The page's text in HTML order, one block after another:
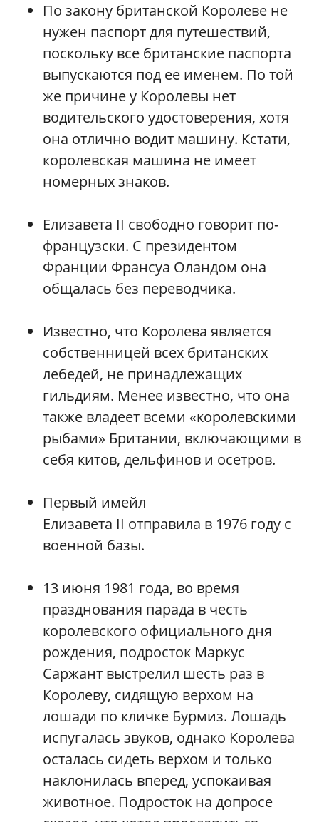
По закону британской Королеве не
нужен паспорт для путешествий,
поскольку все британские паспорта
выпускаются под ее именем. По той
же причине у Королевы нет
водительского удостоверения, хотя
она отлично водит машину. Кстати,
королевская машина не имеет
номерных знаков.
Елизавета II свободно говорит по-
французски. С президентом
Франции Франсуа Оландом она
общалась без переводчика.
Известно, что Королева является
собственницей всех британских
лебедей, не принадлежащих
гильдиям. Менее известно, что она
также владеет всеми «королевскими
рыбами» Британии, включающими в
себя китов, дельфинов и осетров.
Первый имейл
Елизавета II отправила в 1976 году с
военной базы.
13 июня 1981 года, во время
празднования парада в честь
королевского официального дня
рождения, подросток Маркус
Саржант выстрелил шесть раз в
Королеву, сидящую верхом на
лошади по кличке Бурмиз. Лошадь
испугалась звуков, однако Королева
осталась сидеть верхом и только
наклонилась вперед, успокаивая
животное. Подросток на допросе